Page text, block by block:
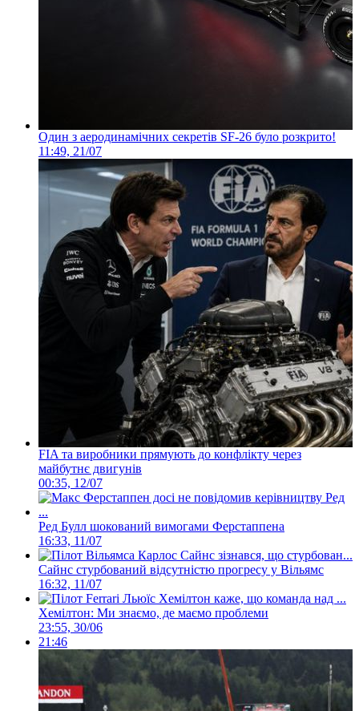
Один з аеродинамічних секретів SF-26 було розкрито!
11:49, 21/07
FIA та виробники прямують до конфлікту через
майбутнє двигунів
00:35, 12/07
Ред Булл шокований вимогами Ферстаппена
16:33, 11/07
Сайнс стурбований відсутністю прогресу у Вільямс
16:32, 11/07
Хемілтон: Ми знаємо, де маємо проблеми
23:55, 30/06
21:46